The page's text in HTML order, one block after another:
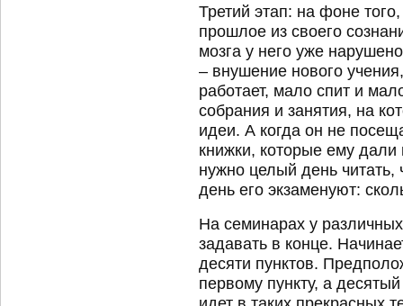
Третий этап: на фоне
прошлое из своего
мозга у него уже
– внушение нового
работает, мало спит и
собрания и занятия, на
идеи. А когда он не
книжки, которые ему дали
нужно целый день
день его экзаменуют:
На семинарах у
задавать в конце.
десяти пунктов.
первому пункту, а